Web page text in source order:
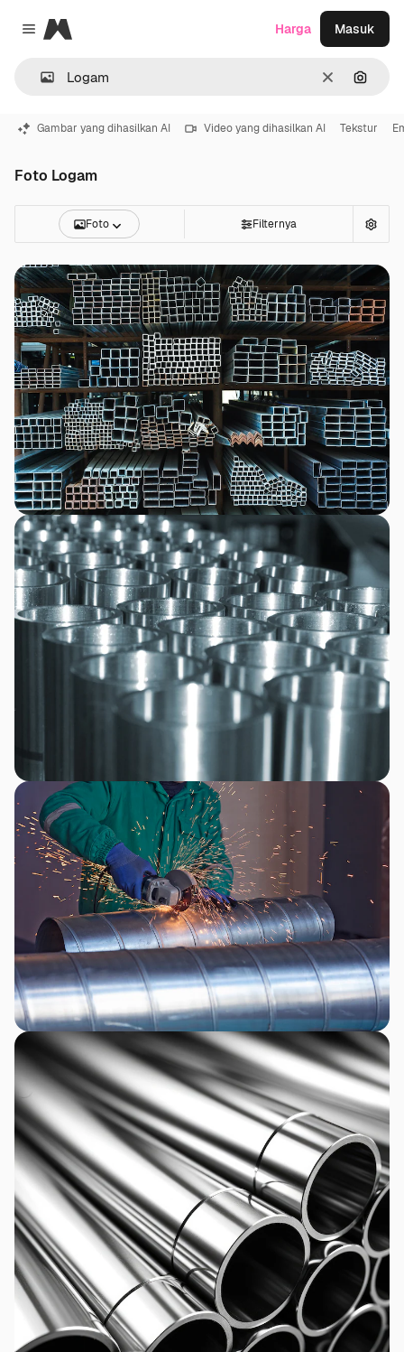
Close menu
Magnific
Jernih
Harga Masuk
Gambar yang dihasilkan AI Video yang dihasilkan AI Tekstur
Foto Logam
Foto Filternya